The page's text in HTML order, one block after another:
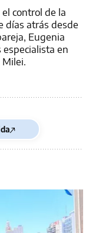
control de la
días atrás desde
Eugenia
en